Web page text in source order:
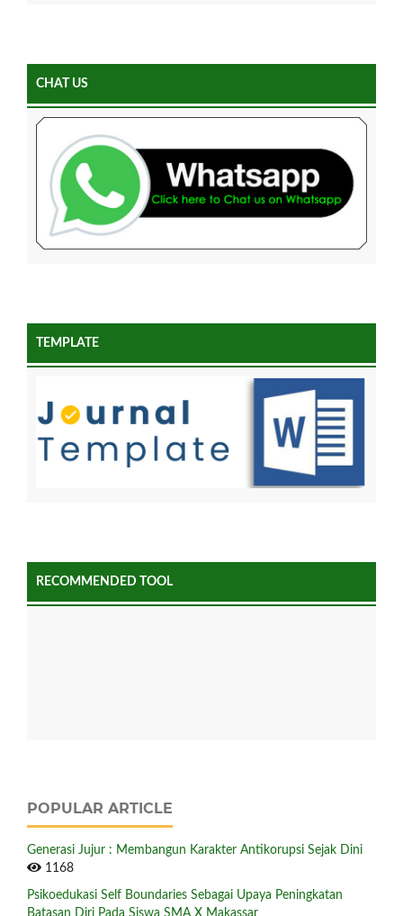
CHAT US
TEMPLATE
RECOMMENDED TOOL
POPULAR ARTICLE
Generasi Jujur : Membangun Karakter Antikorupsi Sejak Dini
1168
Psikoedukasi Self Boundaries Sebagai Upaya Peningkatan
Batasan Diri Pada Siswa SMA X Makassar